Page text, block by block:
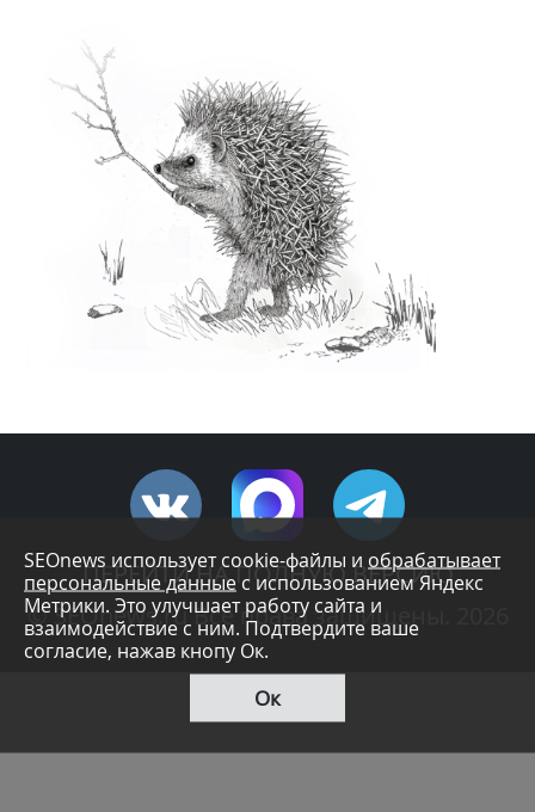
SEOnews использует cookie-файлы и обрабатывает
персональные данные с использованием Яндекс
Метрики. Это улучшает работу сайта и
взаимодействие с ним. Подтвердите ваше
согласие, нажав кнопу Ок.
Ок
ПЕРЕЙТИ НА ПОЛНУЮ ВЕРСИЮ
© SEOnews.ru Все права защищены. 2026